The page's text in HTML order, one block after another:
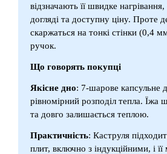
відзначають її швидке
догляді та доступну ціну. Проте
скаржаться на тонкі стінки (0,4
ручок.
Що говорять покупці
Якісне дно: 7-шарове капсульне
рівномірний розподіл тепла. Їжа
та довго залишається теплою.
Практичність: Каструля
плит, включно з індукційними, і